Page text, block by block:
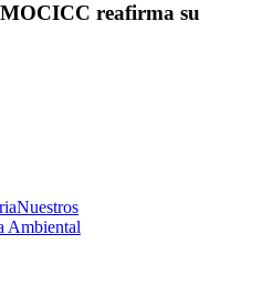
reafirma su
Nuestros
Ambiental